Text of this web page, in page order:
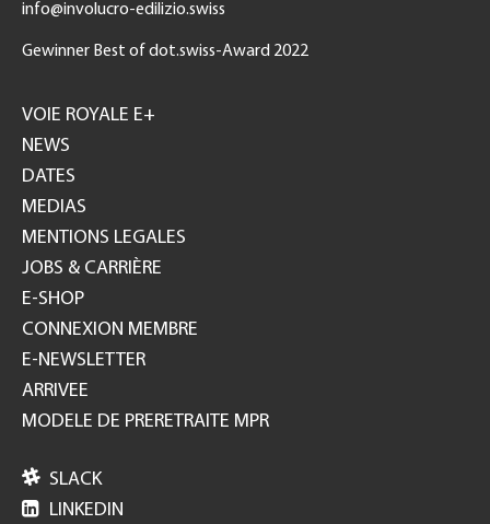
info@involucro-edilizio.swiss
Gewinner Best of dot.swiss-Award 2022
GH
VOIE ROYALE E+
NEWS
DATES
MEDIAS
MENTIONS LEGALES
JOBS & CARRIÈRE
E-SHOP
CONNEXION MEMBRE
E-NEWSLETTER
ARRIVEE
MODELE DE PRERETRAITE MPR
 SLACK
 LINKEDIN